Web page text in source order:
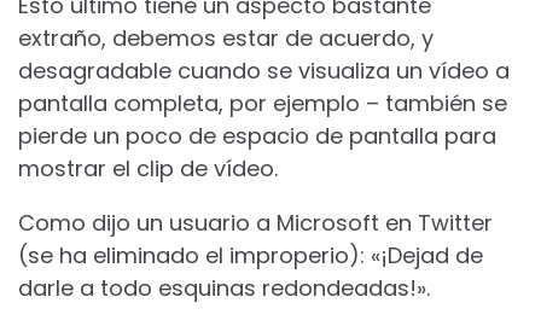
extraño, debemos estar de acuerdo, y
desagradable cuando se visualiza un vídeo a
pantalla completa, por ejemplo – también se
pierde un poco de espacio de pantalla para
mostrar el clip de vídeo.
Como dijo un usuario a Microsoft en Twitter
(se ha eliminado el improperio): «¡Dejad de
darle a todo esquinas redondeadas!».